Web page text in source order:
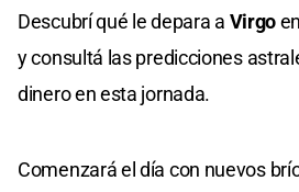
Descubrí qué le depara a Virgo
y consultá las predicciones
dinero en esta jornada.
Comenzará el día con nuevos